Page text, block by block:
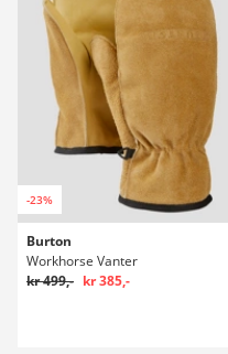
-23%
Burton
Workhorse Vanter
kr 499,- kr 385,-